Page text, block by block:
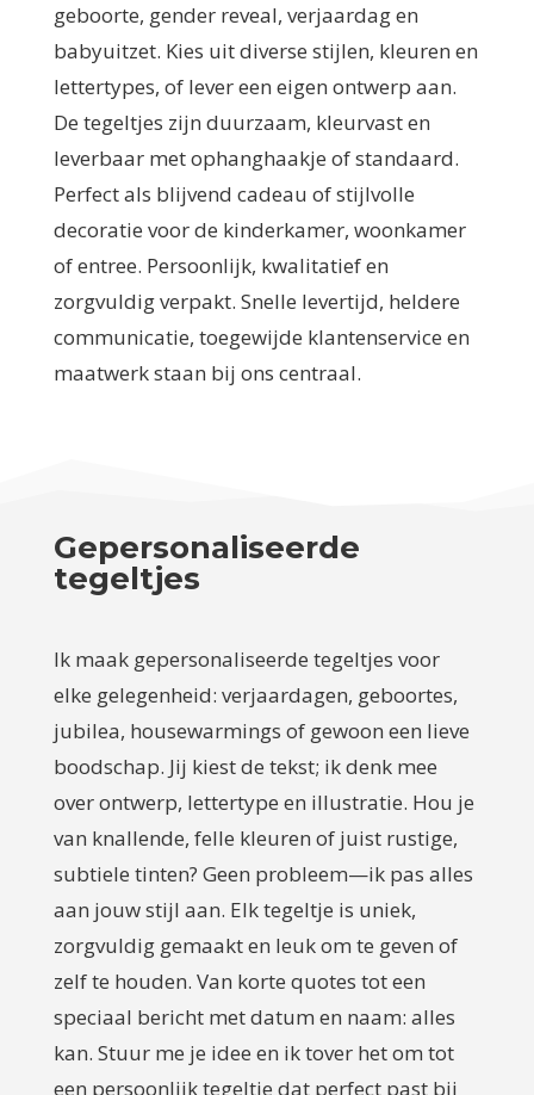
geboorte, gender reveal, verjaardag en
babyuitzet. Kies uit diverse stijlen, kleuren en
lettertypes, of lever een eigen ontwerp aan.
De tegeltjes zijn duurzaam, kleurvast en
leverbaar met ophanghaakje of standaard.
Perfect als blijvend cadeau of stijlvolle
decoratie voor de kinderkamer, woonkamer
of entree. Persoonlijk, kwalitatief en
zorgvuldig verpakt. Snelle levertijd, heldere
communicatie, toegewijde klantenservice en
maatwerk staan bij ons centraal.
Gepersonaliseerde
tegeltjes
Ik maak gepersonaliseerde tegeltjes voor
elke gelegenheid: verjaardagen, geboortes,
jubilea, housewarmings of gewoon een lieve
boodschap. Jij kiest de tekst; ik denk mee
over ontwerp, lettertype en illustratie. Hou je
van knallende, felle kleuren of juist rustige,
subtiele tinten? Geen probleem—ik pas alles
aan jouw stijl aan. Elk tegeltje is uniek,
zorgvuldig gemaakt en leuk om te geven of
zelf te houden. Van korte quotes tot een
speciaal bericht met datum en naam: alles
kan. Stuur me je idee en ik tover het om tot
een persoonlijk tegeltje dat perfect past bij